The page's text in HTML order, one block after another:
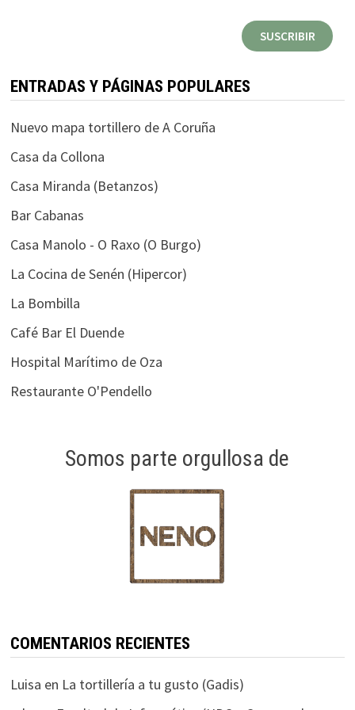
SUSCRIBIR
ENTRADAS Y PÁGINAS POPULARES
Nuevo mapa tortillero de A Coruña
Casa da Collona
Casa Miranda (Betanzos)
Bar Cabanas
Casa Manolo - O Raxo (O Burgo)
La Cocina de Senén (Hipercor)
La Bombilla
Café Bar El Duende
Hospital Marítimo de Oza
Restaurante O'Pendello
Somos parte orgullosa de
COMENTARIOS RECIENTES
Luisa en La tortillería a tu gusto (Gadis)